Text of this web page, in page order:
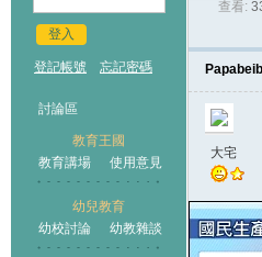
登入
登記帳號 忘記密碼
討論區
教育王國
教育講場
使用意見
幼兒教育
幼校討論
幼教雜談 王國
›查看:
大宅